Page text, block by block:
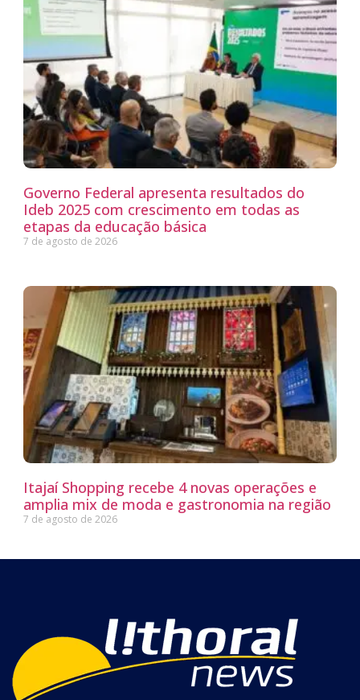
Governo Federal apresenta resultados do
Ideb 2025 com crescimento em todas as
etapas da educação básica
7 de agosto de 2026
Itajaí Shopping recebe 4 novas operações e
amplia mix de moda e gastronomia na região
7 de agosto de 2026